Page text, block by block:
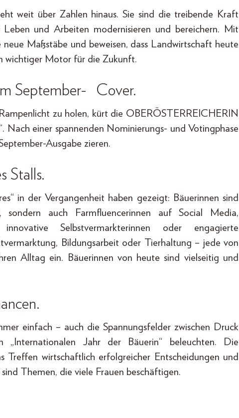
weit über Zahlen hinaus. Sie sind die treibende Kraft
und Arbeiten modernisieren und bereichern. Mit
Maßstäbe und beweisen, dass Landwirtschaft heute
wichtiger Motor für die Zukunft.
September- Cover.
zu holen, kürt die OBERÖSTERREICHERIN
Nach einer spannenden Nominierungs- und Votingphase
Ausgabe zieren.
Stalls.
in der Vergangenheit haben gezeigt: Bäuerinnen sind
auch Farmfluencerinnen auf Social Media,
innovative Selbstvermarkterinnen oder engagierte
Bildungsarbeit oder Tierhaltung – jede von
Alltag ein. Bäuerinnen von heute sind vielseitig und
einfach – auch die Spannungsfelder zwischen Druck
Jahr der Bäuerin“ beleuchten. Die
Treffen wirtschaftlich erfolgreicher Entscheidungen und
Themen, die viele Frauen beschäftigen.